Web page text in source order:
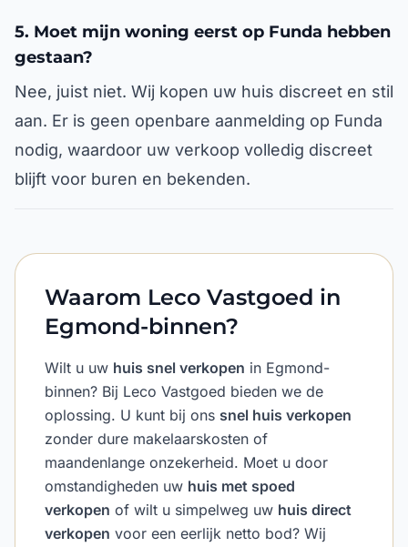
5. Moet mijn woning eerst op Funda hebben
gestaan?
Nee, juist niet. Wij kopen uw huis discreet en stil
aan. Er is geen openbare aanmelding op Funda
nodig, waardoor uw verkoop volledig discreet
blijft voor buren en bekenden.
Waarom Leco Vastgoed in
Egmond-binnen?
Wilt u uw huis snel verkopen in Egmond-
binnen? Bij Leco Vastgoed bieden we de
oplossing. U kunt bij ons snel huis verkopen
zonder dure makelaarskosten of
maandenlange onzekerheid. Moet u door
omstandigheden uw huis met spoed
verkopen of wilt u simpelweg uw huis direct
verkopen voor een eerlijk netto bod? Wij